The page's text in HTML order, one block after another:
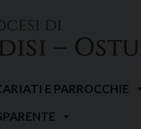
E PARROCCHIE